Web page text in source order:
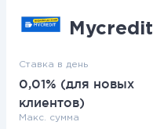
Mycredit
Ставка в день
0,01% (для новых
клиентов)
Макс. сумма